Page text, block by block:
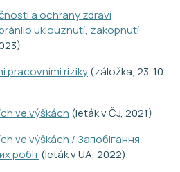
a ochrany zdraví
uklouznutí, zakopnutí
pracovními riziky(záložka, 23. 10.
ve výškách (leták v ČJ, 2021)
ve výškách / Запобігання
робіт(leták v UA, 2022)